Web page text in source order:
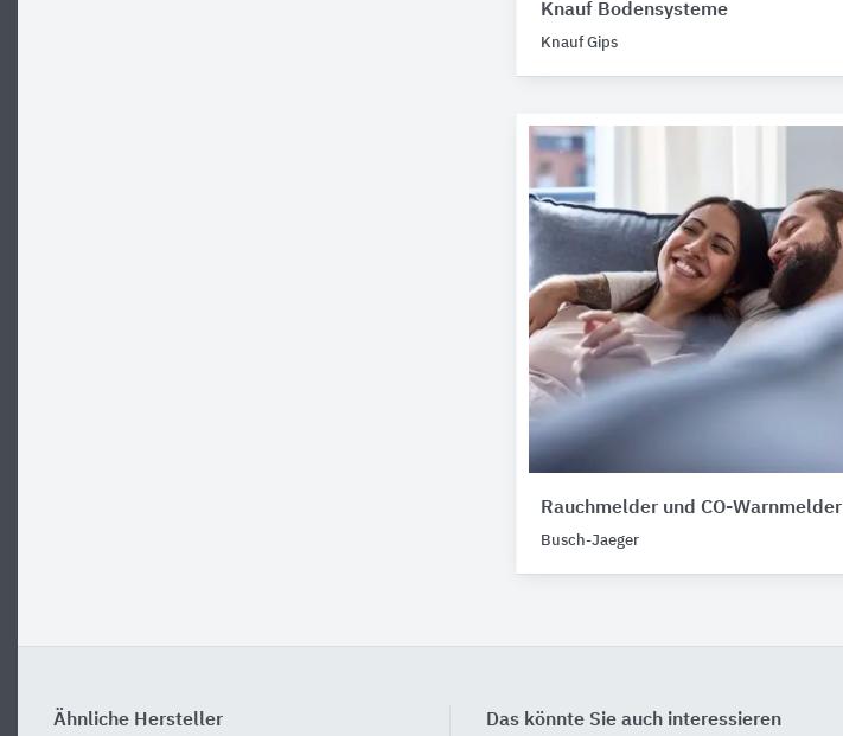
Knauf Bodensysteme
Knauf Gips
Rauchmelder und CO-Warnmelder
Busch-Jaeger
Ähnliche Hersteller Das könnte Sie auch interessieren